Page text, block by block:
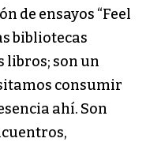
de ensayos “Feel
bibliotecas
libros; son un
consumir
ahí. Son